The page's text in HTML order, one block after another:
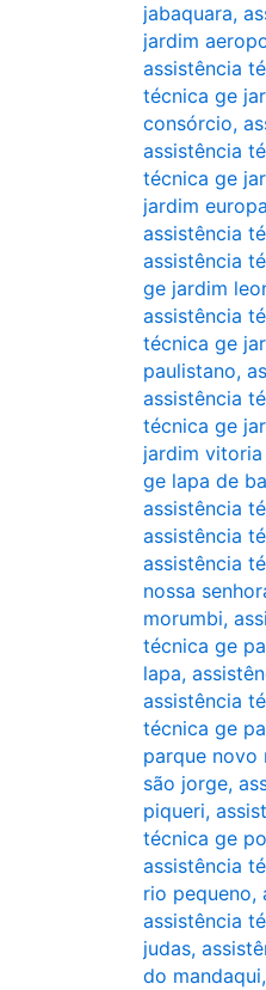
jabaquara,
jardim
assistência
técnica ge
consórcio,
assistência
técnica ge
jardim europa
assistência
assistência
ge jardim
assistência
técnica ge
paulistano,
assistência
técnica ge
jardim vitoria
ge lapa de
assistência
assistência
assistência
nossa
morumbi,
técnica ge
lapa,
assistência
técnica ge
parque novo
são jorge,
piqueri,
técnica ge
assistência
rio pequeno,
assistência
judas,
do mandaqui,